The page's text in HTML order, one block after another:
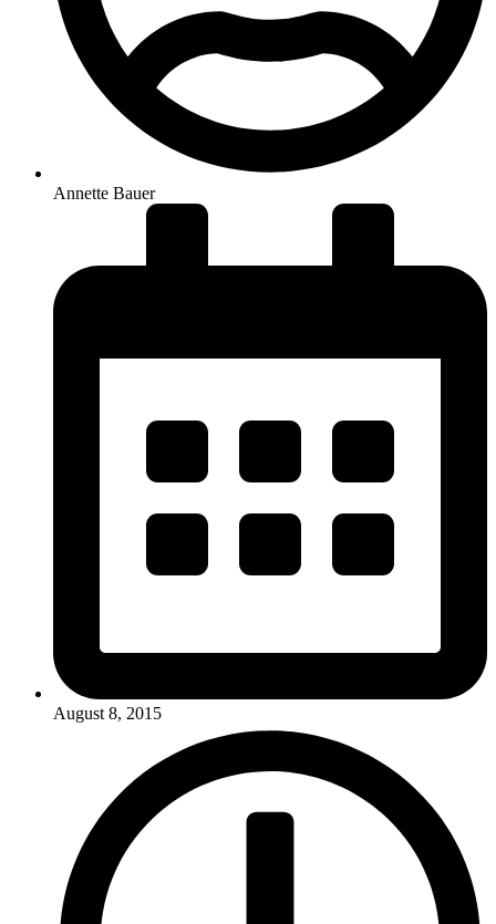
Annette Bauer
August 8, 2015